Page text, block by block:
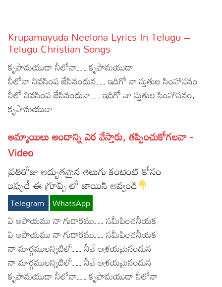
Articles
Facts
Devotional
Christianity
Hinduism
Hindi
Lyrics in Hindi – Devotional Songs
Lyrics in Hindi – Movie Songs
Tamil
Lyrics in Tamil – Devotional Songs
Lyrics in Tamil – Movie Songs
Kannada
Lyrics in Kannada – Movie Songs
Krupamayuda Neelona Lyrics In Telugu –
Telugu Christian Songs
కృపామయుడా నీలోనా… కృపామయుడా
నీలోనా నివసింప జేసినందున… ఇదిగో నా స్తుతుల సింహాసనం
నీలో నివసింప జేసినందునా… ఇదిగో నా స్తుతుల సింహాసనం,
కృపామయుడా
అమ్మాయిలు అందాన్ని ఎర వేస్తారు, తప్పించుకోగలవా -
Video
ప్రతిరోజు అద్బుతమైన తెలుగు కంటెంట్ కోసం
ఇప్పుడే ఈ గ్రూప్స్ లో జాయిన్ అవ్వండి
Telegram WhatsApp
ఏ అపాయము నా గుడారము… సమీపించనీయక
ఏ అపాయము నా గుడారము… సమీపించనీయక
నా మార్గములన్నిటిలో… నీవే ఆశ్రయమైనందున
నా మార్గములన్నిటిలో… నీవే ఆశ్రయమైనందున
కృపామయుడా నీలోనా… కృపామయుడా నీలోనా